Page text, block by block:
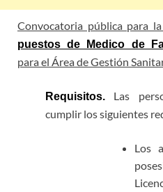
Convocatoria pública para
puestos de Medico de
para el Área de Gestión
Requisitos. Las
cumplir los siguientes
Los